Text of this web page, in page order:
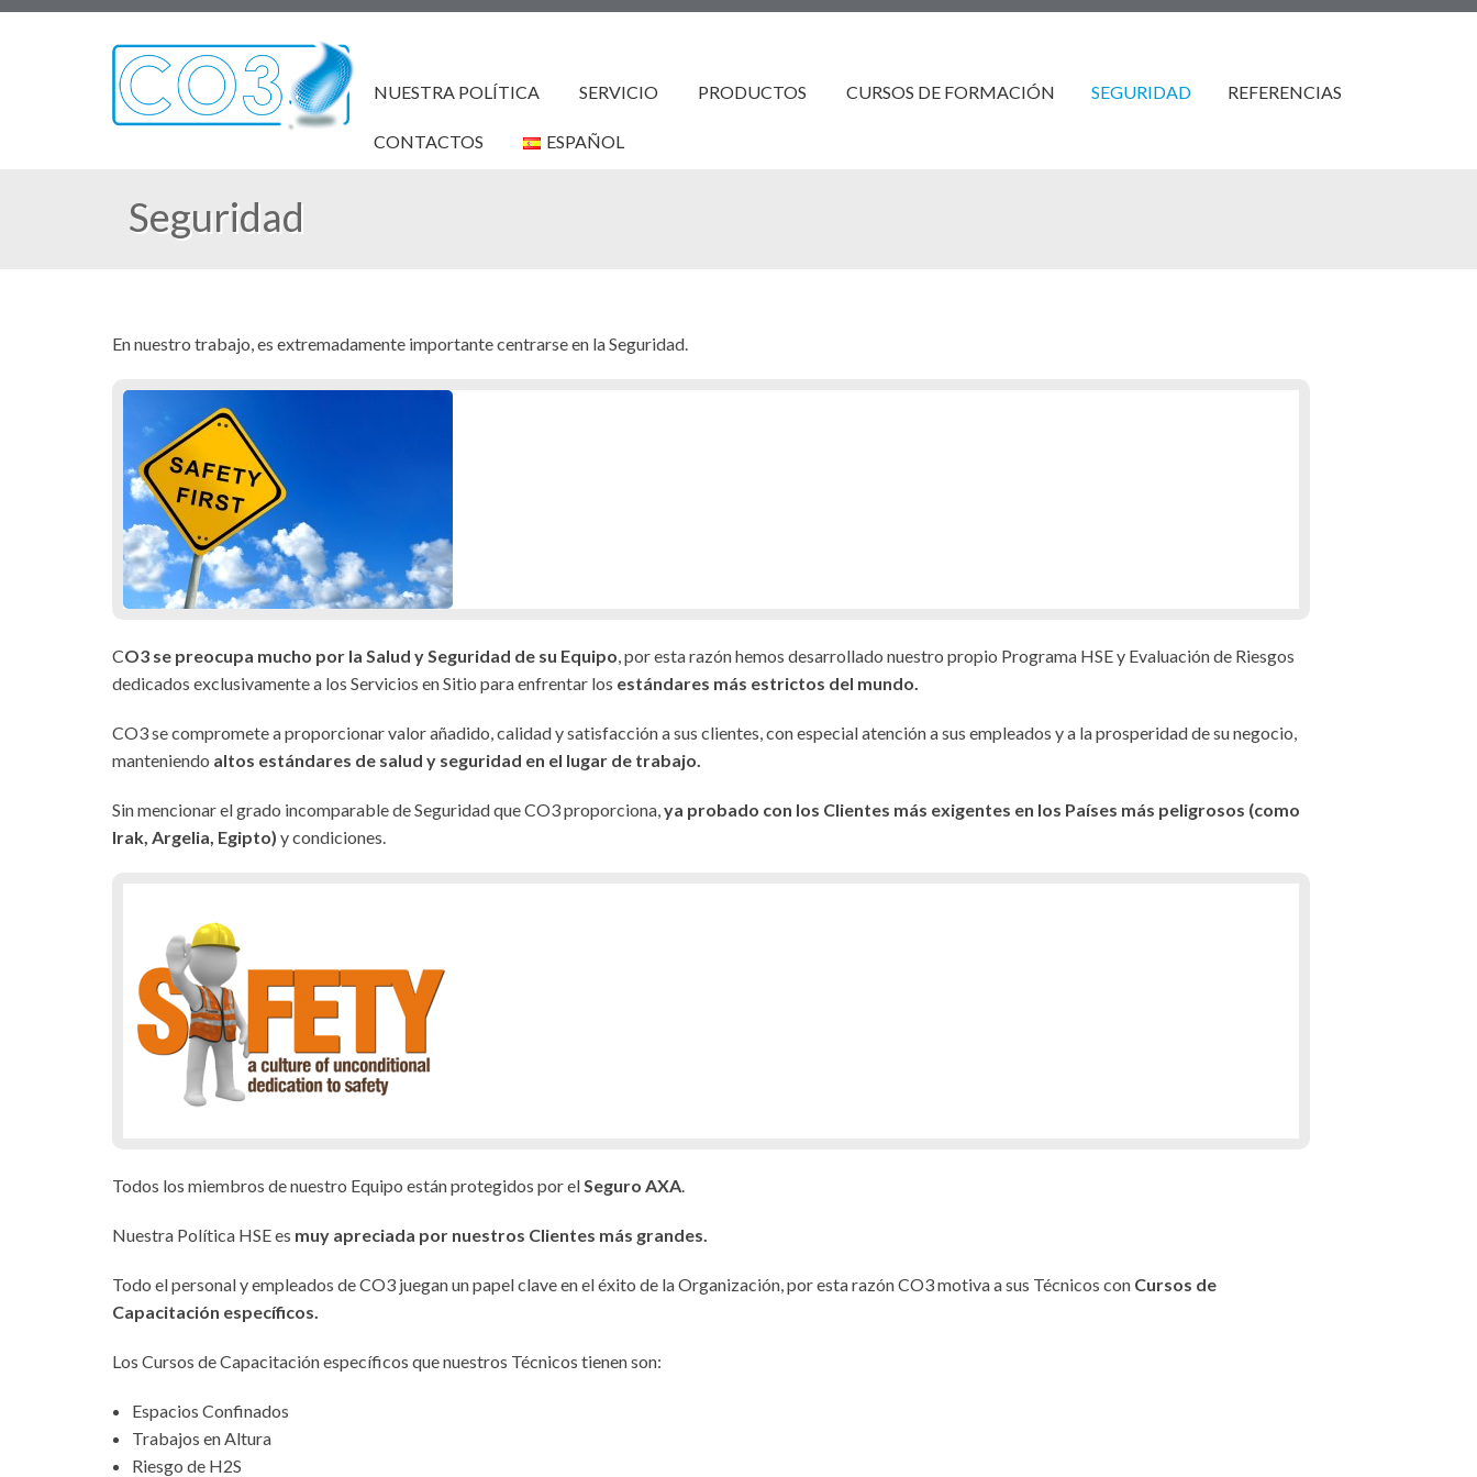
NUESTRA POLÍTICA SERVICIO PRODUCTOS CURSOS DE FORMACIÓN SEGURIDAD REFERENCIAS
CONTACTOS ESPAÑOL
Seguridad
En nuestro trabajo, es extremadamente importante centrarse en la Seguridad.
CO3 se preocupa mucho por la Salud y Seguridad de su Equipo, por esta razón hemos desarrollado nuestro propio Programa HSE y Evaluación de Riesgos
dedicados exclusivamente a los Servicios en Sitio para enfrentar los estándares más estrictos del mundo.
CO3 se compromete a proporcionar valor añadido, calidad y satisfacción a sus clientes, con especial atención a sus empleados y a la prosperidad de su negocio,
manteniendo altos estándares de salud y seguridad en el lugar de trabajo.
Sin mencionar el grado incomparable de Seguridad que CO3 proporciona,ya probado con los Clientes más exigentes en los Países más peligrosos (como
Irak, Argelia, Egipto) y condiciones.
Todos los miembros de nuestro Equipo están protegidos por elSeguro AXA.
Nuestra Política HSE es muy apreciada por nuestros Clientes más grandes.
Todo el personal y empleados de CO3 juegan un papel clave en el éxito de la Organización, por esta razón CO3 motiva a sus Técnicos con Cursos de
Capacitación específicos.
Los Cursos de Capacitación específicos que nuestros Técnicos tienen son:
Espacios Confinados
Trabajos en Altura
Riesgo de H2S